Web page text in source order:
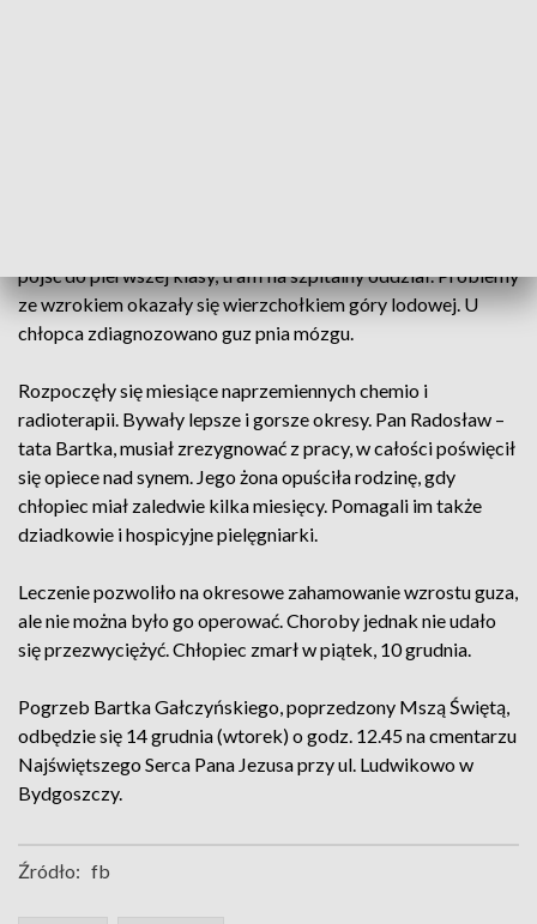
pójść do pierwszej klasy, trafił na szpitalny oddział. Problemy
ze wzrokiem okazały się wierzchołkiem góry lodowej. U
chłopca zdiagnozowano guz pnia mózgu.
Rozpoczęły się miesiące naprzemiennych chemio i
radioterapii. Bywały lepsze i gorsze okresy. Pan Radosław –
tata Bartka, musiał zrezygnować z pracy, w całości poświęcił
się opiece nad synem. Jego żona opuściła rodzinę, gdy
chłopiec miał zaledwie kilka miesięcy. Pomagali im także
dziadkowie i hospicyjne pielęgniarki.
Leczenie pozwoliło na okresowe zahamowanie wzrostu guza,
ale nie można było go operować. Choroby jednak nie udało
się przezwyciężyć. Chłopiec zmarł w piątek, 10 grudnia.
Pogrzeb Bartka Gałczyńskiego, poprzedzony Mszą Świętą,
odbędzie się 14 grudnia (wtorek) o godz. 12.45 na cmentarzu
Najświętszego Serca Pana Jezusa przy ul. Ludwikowo w
Bydgoszczy.
Źródło: fb